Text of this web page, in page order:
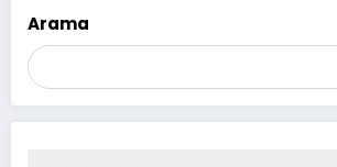
Arama